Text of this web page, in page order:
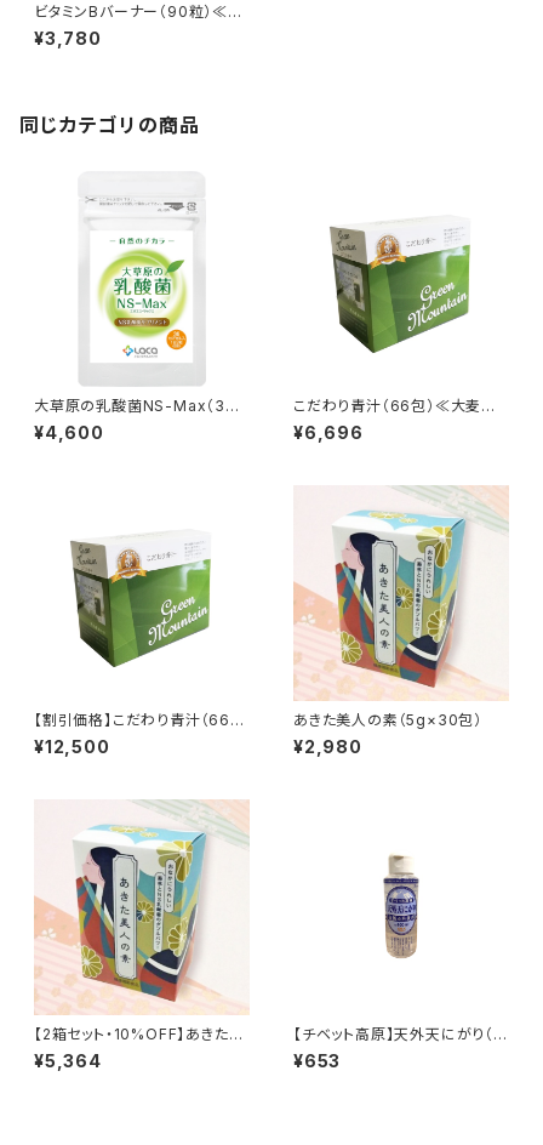
ビタミンBバーナー（90粒）≪ビ
タミンB群・核酸≫
¥3,780
同じカテゴリの商品
大草原の乳酸菌NS-Max（36
粒） ≪18日分≫
¥4,600
こだわり青汁（66包）≪大麦若
葉・カテキン・ミネラル≫
¥6,696
【割引価格】こだわり青汁（66
包）×2箱セット ≪大麦若葉・カ
テキン・ミネラル≫
¥12,500
あきた美人の素（5g×30包）
¥2,980
【2箱セット・10%OFF】あきた美
人の素（5g×30包）×2箱
¥5,364
【チベット高原】天外天にがり（1
00ml）※麦飯石水使用
¥653